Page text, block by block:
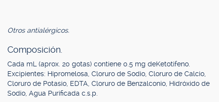
Otros antialérgicos.
Composición.
Cada mL (aprox. 20 gotas) contiene 0.5 mg deKetotifeno.
Excipientes: Hipromelosa, Cloruro de Sodio, Cloruro de Calcio,
Cloruro de Potasio, EDTA, Cloruro de Benzalconio, Hidróxido de
Sodio, Agua Purificada c.s.p.